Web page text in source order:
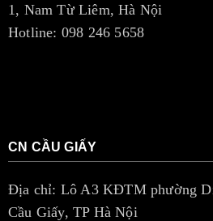
1, Nam Từ Liêm, Hà Nội
Hotline: 098 246 5658
CN CẦU GIẤY
Địa chỉ: Lô A3 KĐTM phường
Cầu Giấy, TP Hà Nội